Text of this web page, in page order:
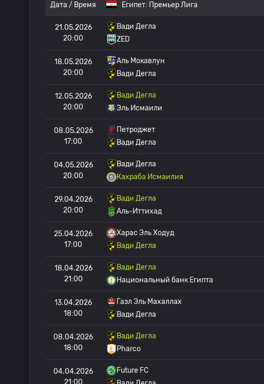
Дата / Время Египет: Премьер Лига
21.05.2026
20:00
Вади Дегла
ZED
18.05.2026
20:00
Аль Мокавлун
Вади Дегла
12.05.2026
20:00
Вади Дегла
Эль Исмаили
08.05.2026
17:00
Петроджет
Вади Дегла
04.05.2026
20:00
Вади Дегла
Кахраба Исмаилия
29.04.2026
20:00
Вади Дегла
Аль-Иттихад
25.04.2026
17:00
Харас Эль Ходуд
Вади Дегла
18.04.2026
21:00
Вади Дегла
Национальный банк Египта
13.04.2026
18:00
Газл Эль Махаллах
Вади Дегла
08.04.2026
18:00
Вади Дегла
Pharco
04.04.2026
21:00
Future FC